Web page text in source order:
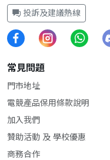
投訴及建議熱線
常見問題
門市地址
電競產品保用條款說明
加入我們
贊助活動 及 學校優惠
商務合作